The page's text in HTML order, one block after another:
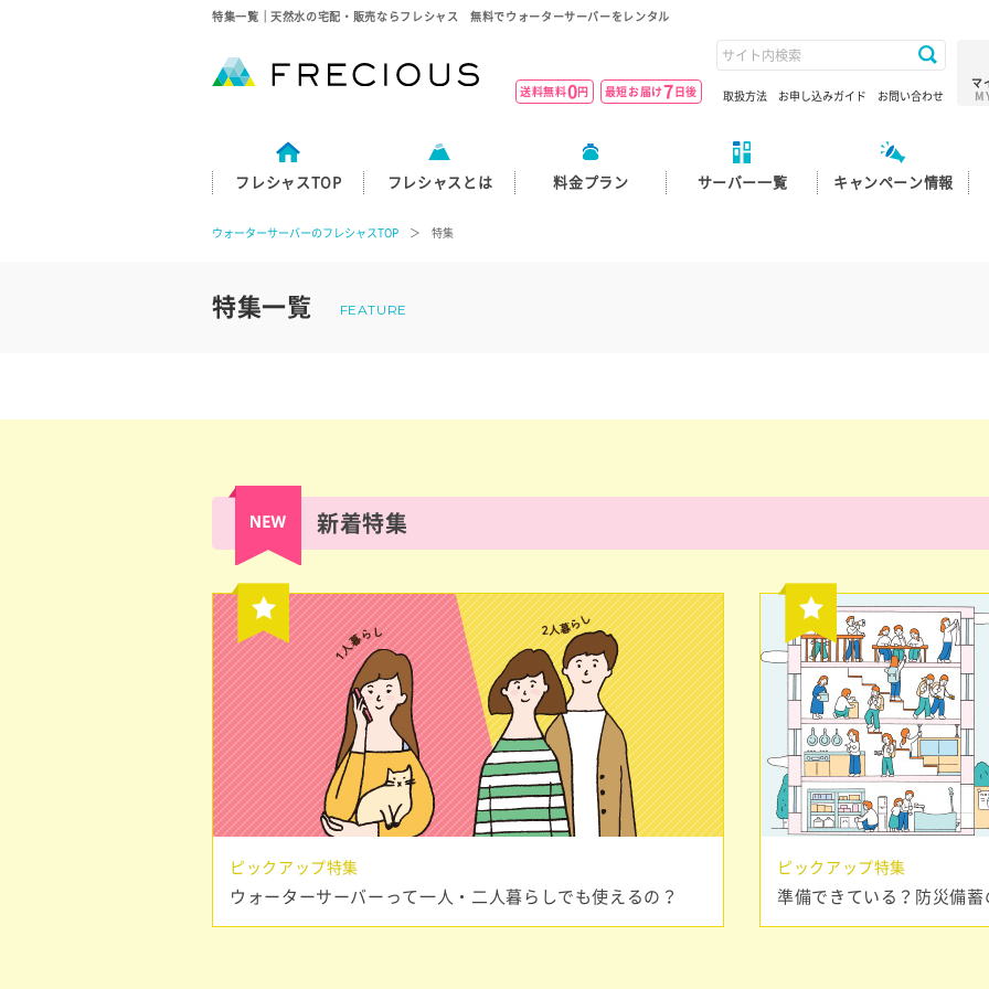
特集一覧｜天然水の宅配・販売ならフレシャス 無料でウォーターサーバーをレンタル
送料無料0円 最短お届け7 日後 取扱方法 お申し込みガイド お問い合わせ
マ
フレシャスTOP フレシャスとは 料金プラン サーバー一覧 キャンペーン情報
ウォーターサーバーのフレシャスTOP ＞ 特集
特集一覧 FEATURE
新着特集
ピックアップ特集
ウォーターサーバーって一人・二人暮らしでも使えるの？
ピックアップ特集
準備できている？防災備蓄